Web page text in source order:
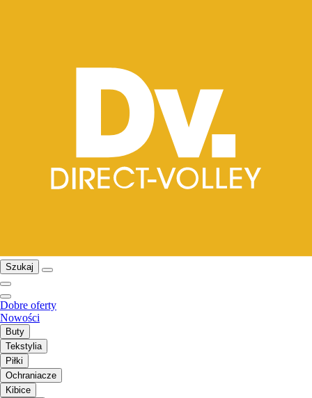
Szukaj
Dobre oferty
Nowości
Buty
Tekstylia
Piłki
Ochraniacze
Kibice